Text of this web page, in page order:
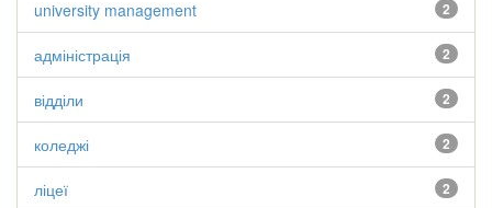
2
university management
2
адміністрація
2
відділи
2
коледжі
2
ліцеї